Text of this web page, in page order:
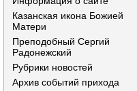
Казанская икона Божией
Матери
Преподобный Сергий
Радонежский
Рубрики новостей
Архив событий прихода